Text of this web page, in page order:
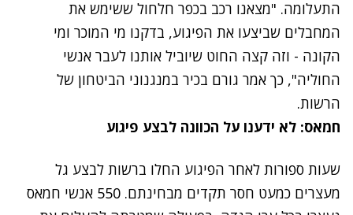
התעלומה. "מצאנו רכב בכפר חלחול ששימש את
המחבלים שביצעו את הפיגוע, בדקנו מי המוכר ומי
הקונה - וזה קצה החוט שיוביל אותנו לעבר אנשי
החוליה", כך אמר גורם בכיר במנגנוני הביטחון של
הרשות.
חמאס: לא ידענו על הכוונה לבצע פיגוע
נסה שוב
שעות ספורות לאחר הפיגוע החלו ברשות לבצע גל
מעצרים כמעט חסר תקדים מבחינתם. 550 אנשי חמאס